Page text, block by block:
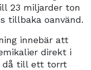
23 miljarder ton
tillbaka oanvänd.
innebär att
direkt i
då till ett torrt